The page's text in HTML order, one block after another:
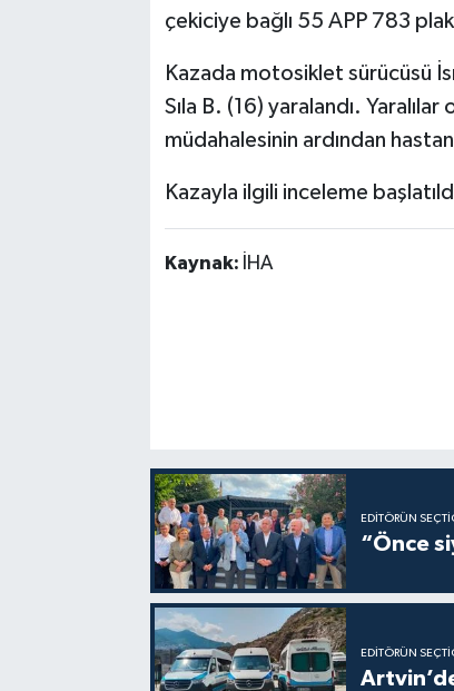
çekiciye bağlı 55 APP 783
Kazada motosiklet sürücüsü
Sıla B. (16) yaralandı.
müdahalesinin ardından
Kazayla ilgili inceleme
Kaynak: İHA
EDITÖRÜN
“Önce
EDITÖRÜN